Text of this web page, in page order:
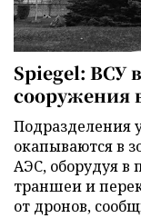
Spiegel: ВСУ
сооружения
Подразделения
окапываются в
АЭС, оборудуя в
траншеи и
от дронов,